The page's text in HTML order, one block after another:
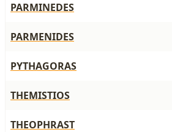
PARMINEDES
PARMENIDES
PYTHAGORAS
THEMISTIOS
THEOPHRAST